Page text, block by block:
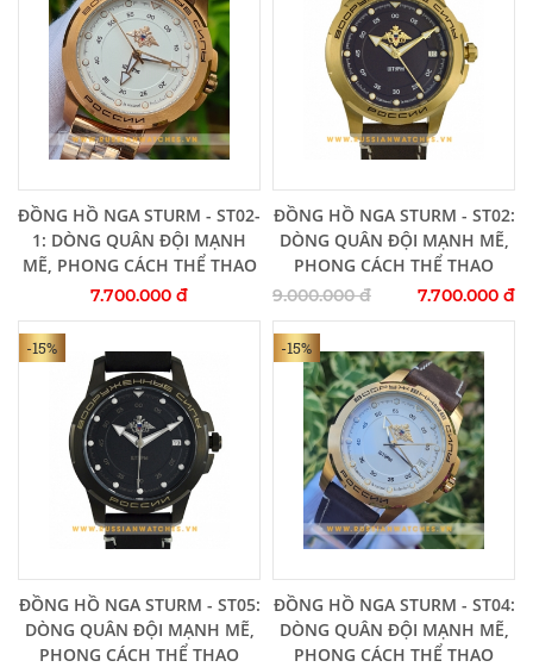
Thêm vào giỏ hàng
ĐỒNG HỒ NGA STURM - ST02-
1: DÒNG QUÂN ĐỘI MẠNH
MẼ, PHONG CÁCH THỂ THAO
7.700.000 đ
Thêm vào giỏ hàng
ĐỒNG HỒ NGA STURM - ST02:
DÒNG QUÂN ĐỘI MẠNH MẼ,
PHONG CÁCH THỂ THAO
9.000.000 đ 7.700.000 đ
-15%
Thêm vào giỏ hàng
ĐỒNG HỒ NGA STURM - ST05:
DÒNG QUÂN ĐỘI MẠNH MẼ,
PHONG CÁCH THỂ THAO
-15%
Thêm vào giỏ hàng
ĐỒNG HỒ NGA STURM - ST04:
DÒNG QUÂN ĐỘI MẠNH MẼ,
PHONG CÁCH THỂ THAO